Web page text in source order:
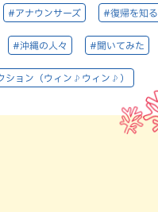
#アナウンサーズ #復帰を知る
#沖縄の人々 #聞いてみた
ション（ウィン♪ウィン♪）